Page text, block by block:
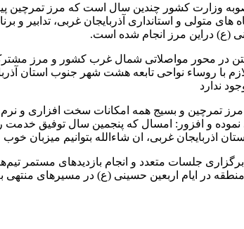
کشور چندین سال است که مرز تمرچین
متولی و استانداری آذربایجان غربی، تدابیر
(ع) دراین مرز انجام شده است.
در محور مواصلاتی شمال غرب کشور و مرز مشترک
با روساء نواحی تابعه هشت شهر جنوب استان
ندارد
تمرچین و بسیج همه امکانات سخت افزاری و
و افزور: امسال که پنجمین سال توفیق خدمت
غربی، ان شاءالله بتوانیم میزبان خوب
جلسات متعدد و انجام بازدیدهای مستمر
در ایام اربعین حسینی (ع) در مسیرهای